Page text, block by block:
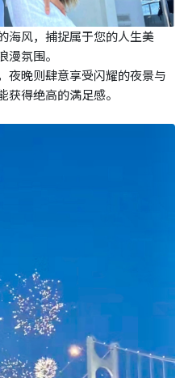
海风，捕捉属于您的人生美
氛围。
夜晚则肆意享受闪耀的夜景与
得绝高的满足感。